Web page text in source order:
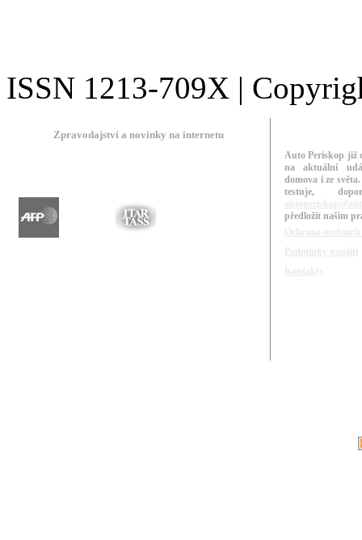
ISSN 1213-709X |
Zpravodajství a novinky na internetu
Auto Periskop již
na aktuální
domova i ze
testuje,
předložit našim